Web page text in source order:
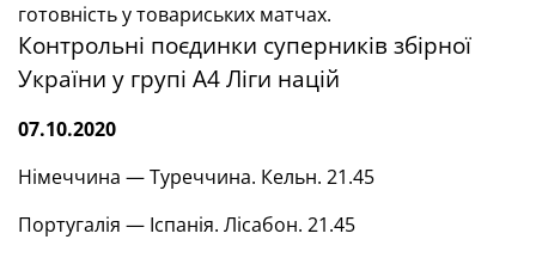
готовність у товариських матчах.
Контрольні поєдинки суперників збірної
України у групі А4 Ліги націй
07.10.2020
Німеччина — Туреччина. Кельн. 21.45
Португалія — Іспанія. Лісабон. 21.45